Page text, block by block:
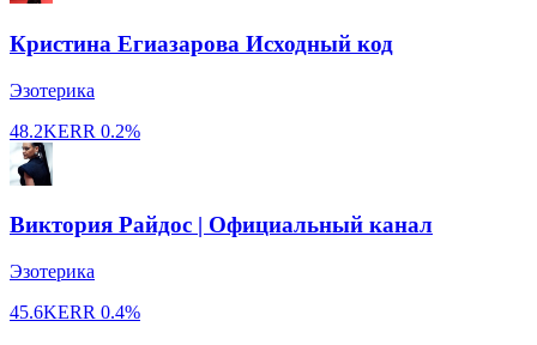
Кристина Егиазарова Исходный код
Эзотерика
48.2KERR 0.2%
Виктория Райдос | Официальный канал
Эзотерика
45.6KERR 0.4%